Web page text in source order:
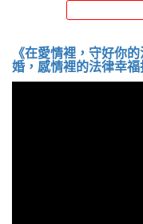
《在愛情裡，守好你
婚，感情裡的法律幸福